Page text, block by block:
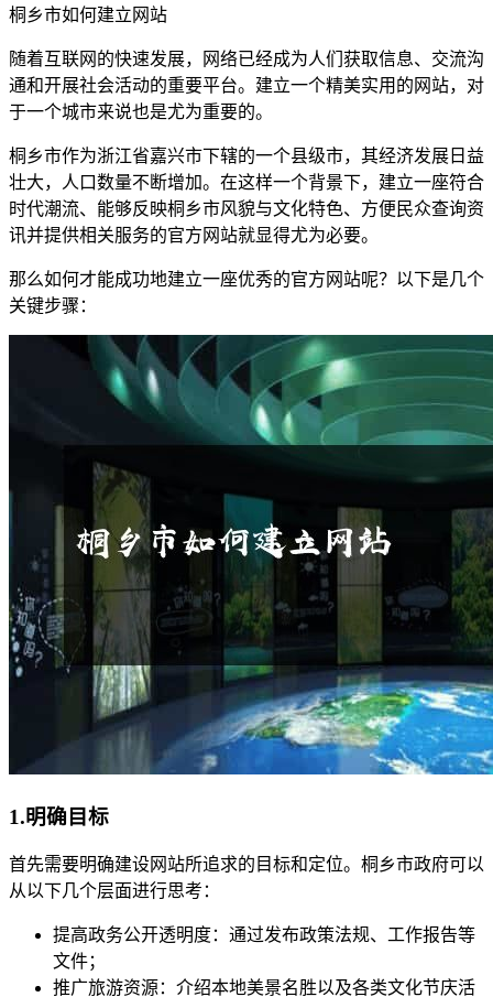
桐乡市如何建立网站
随着互联网的快速发展，网络已经成为人们获取信息、交流沟
通和开展社会活动的重要平台。建立一个精美实用的网站，对
于一个城市来说也是尤为重要的。
桐乡市作为浙江省嘉兴市下辖的一个县级市，其经济发展日益
壮大，人口数量不断增加。在这样一个背景下，建立一座符合
时代潮流、能够反映桐乡市风貌与文化特色、方便民众查询资
讯并提供相关服务的官方网站就显得尤为必要。
那么如何才能成功地建立一座优秀的官方网站呢？以下是几个
关键步骤：
1.明确目标
首先需要明确建设网站所追求的目标和定位。桐乡市政府可以
从以下几个层面进行思考：
提高政务公开透明度：通过发布政策法规、工作报告等
文件；
推广旅游资源：介绍本地美景名胜以及各类文化节庆活